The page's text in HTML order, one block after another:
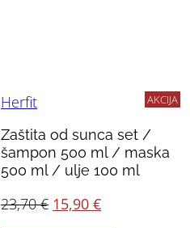
AKCIJA
Herfit
Zaštita od sunca set /
šampon 500 ml / maska
500 ml / ulje 100 ml
23,70€ Izvorna
15,90€Trenutna